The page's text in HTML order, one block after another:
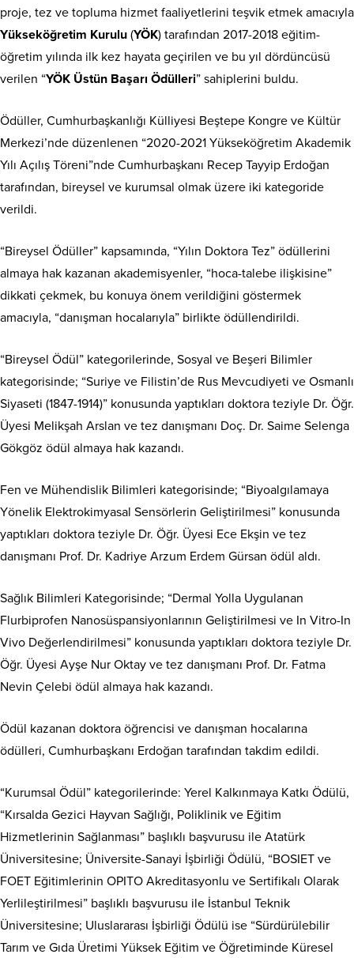
proje, tez ve topluma hizmet faaliyetlerini teşvik etmek amacıyla
Yükseköğretim Kurulu (YÖK) tarafından 2017-2018 eğitim-
öğretim yılında ilk kez hayata geçirilen ve bu yıl dördüncüsü
verilen “YÖK Üstün Başarı Ödülleri” sahiplerini buldu.
Ödüller, Cumhurbaşkanlığı Külliyesi Beştepe Kongre ve Kültür
Merkezi’nde düzenlenen “2020-2021 Yükseköğretim Akademik
Yılı Açılış Töreni”nde Cumhurbaşkanı Recep Tayyip Erdoğan
tarafından, bireysel ve kurumsal olmak üzere iki kategoride
verildi.
“Bireysel Ödüller” kapsamında, “Yılın Doktora Tez” ödüllerini
almaya hak kazanan akademisyenler, “hoca-talebe ilişkisine”
dikkati çekmek, bu konuya önem verildiğini göstermek
amacıyla, “danışman hocalarıyla” birlikte ödüllendirildi.
“Bireysel Ödül” kategorilerinde, Sosyal ve Beşeri Bilimler
kategorisinde; “Suriye ve Filistin’de Rus Mevcudiyeti ve Osmanlı
Siyaseti (1847-1914)” konusunda yaptıkları doktora teziyle Dr. Öğr.
Üyesi Melikşah Arslan ve tez danışmanı Doç. Dr. Saime Selenga
Gökgöz ödül almaya hak kazandı.
Fen ve Mühendislik Bilimleri kategorisinde; “Biyoalgılamaya
Yönelik Elektrokimyasal Sensörlerin Geliştirilmesi” konusunda
yaptıkları doktora teziyle Dr. Öğr. Üyesi Ece Ekşin ve tez
danışmanı Prof. Dr. Kadriye Arzum Erdem Gürsan ödül aldı.
Sağlık Bilimleri Kategorisinde; “Dermal Yolla Uygulanan
Flurbiprofen Nanosüspansiyonlarının Geliştirilmesi ve In Vitro-In
Vivo Değerlendirilmesi” konusunda yaptıkları doktora teziyle Dr.
Öğr. Üyesi Ayşe Nur Oktay ve tez danışmanı Prof. Dr. Fatma
Nevin Çelebi ödül almaya hak kazandı.
Ödül kazanan doktora öğrencisi ve danışman hocalarına
ödülleri, Cumhurbaşkanı Erdoğan tarafından takdim edildi.
“Kurumsal Ödül” kategorilerinde: Yerel Kalkınmaya Katkı Ödülü,
“Kırsalda Gezici Hayvan Sağlığı, Poliklinik ve Eğitim
Hizmetlerinin Sağlanması” başlıklı başvurusu ile Atatürk
Üniversitesine; Üniversite-Sanayi İşbirliği Ödülü, “BOSIET ve
FOET Eğitimlerinin OPITO Akreditasyonlu ve Sertifikalı Olarak
Yerlileştirilmesi” başlıklı başvurusu ile İstanbul Teknik
Üniversitesine; Uluslararası İşbirliği Ödülü ise “Sürdürülebilir
Tarım ve Gıda Üretimi Yüksek Eğitim ve Öğretiminde Küresel